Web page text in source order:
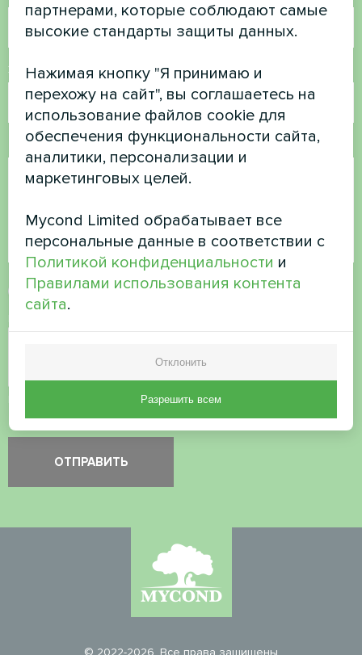
Электронная почта
Комментарий
Принятьполитику конфиденциальности
Пожалуйста, проверьте, что вы не робот.
© 2022-2026. Все права защищены
партнерами, которые соблюдают самые
высокие стандарты защиты данных.
Нажимая кнопку "Я принимаю и
перехожу на сайт", вы соглашаетесь на
использование файлов cookie для
обеспечения функциональности сайта,
аналитики, персонализации и
маркетинговых целей.
Mycond Limited обрабатывает все
персональные данные в соответствии с
Политикой конфиденциальности и
Правилами использования контента
сайта.
Отклонить
Разрешить всем